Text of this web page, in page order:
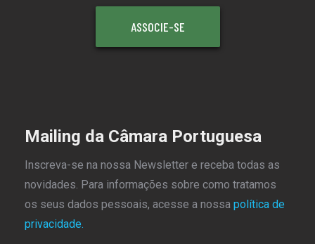
ASSOCIE-SE
Mailing da Câmara Portuguesa
Inscreva-se na nossa Newsletter e receba todas as
novidades. Para informações sobre como tratamos
os seus dados pessoais, acesse a nossa política de
privacidade.